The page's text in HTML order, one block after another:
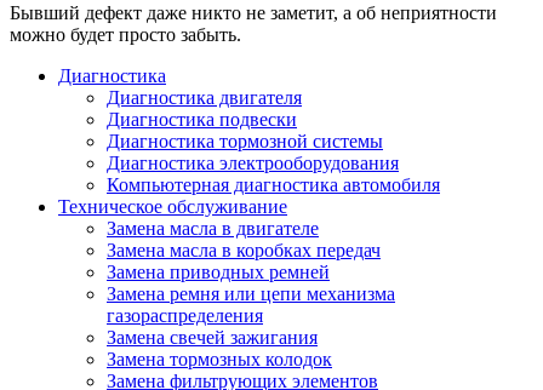
Бывший дефект даже никто не заметит, а об неприятности
можно будет просто забыть.
Диагностика
Диагностика двигателя
Диагностика подвески
Диагностика тормозной системы
Диагностика электрооборудования
Компьютерная диагностика автомобиля
Техническое обслуживание
Замена масла в двигателе
Замена масла в коробках передач
Замена приводных ремней
Замена ремня или цепи механизма
газораспределения
Замена свечей зажигания
Замена тормозных колодок
Замена фильтрующих элементов